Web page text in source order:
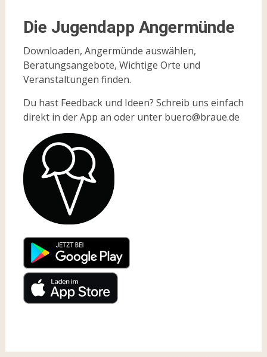
Die Jugendapp Angermünde
Downloaden, Angermünde auswählen,
Beratungsangebote, Wichtige Orte und
Veranstaltungen finden.
Du hast Feedback und Ideen? Schreib uns einfach
direkt in der App an oder unter buero@braue.de